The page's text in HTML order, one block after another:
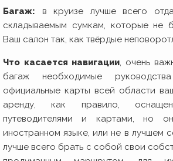
Багаж: в круизе лучше всего
складываемым сумкам, которые не
Ваш салон так, как твёрдые
Что касается навигации, очень
багаж необходимые
официальные карты всей области
аренду, как правило,
путеводителями и картами, но
иностранном языке, или не в лучшем
лучше всего брать с собой свои